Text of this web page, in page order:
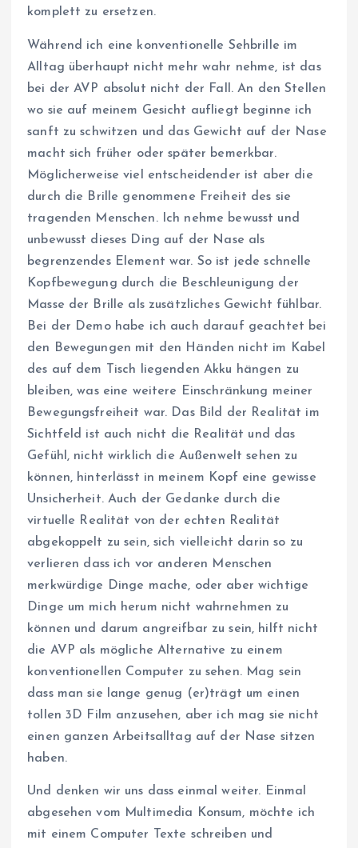
komplett zu ersetzen.
Während ich eine konventionelle Sehbrille im
Alltag überhaupt nicht mehr wahr nehme, ist das
bei der AVP absolut nicht der Fall. An den Stellen
wo sie auf meinem Gesicht aufliegt beginne ich
sanft zu schwitzen und das Gewicht auf der Nase
macht sich früher oder später bemerkbar.
Möglicherweise viel entscheidender ist aber die
durch die Brille genommene Freiheit des sie
tragenden Menschen. Ich nehme bewusst und
unbewusst dieses Ding auf der Nase als
begrenzendes Element war. So ist jede schnelle
Kopfbewegung durch die Beschleunigung der
Masse der Brille als zusätzliches Gewicht fühlbar.
Bei der Demo habe ich auch darauf geachtet bei
den Bewegungen mit den Händen nicht im Kabel
des auf dem Tisch liegenden Akku hängen zu
bleiben, was eine weitere Einschränkung meiner
Bewegungsfreiheit war. Das Bild der Realität im
Sichtfeld ist auch nicht die Realität und das
Gefühl, nicht wirklich die Außenwelt sehen zu
können, hinterlässt in meinem Kopf eine gewisse
Unsicherheit. Auch der Gedanke durch die
virtuelle Realität von der echten Realität
abgekoppelt zu sein, sich vielleicht darin so zu
verlieren dass ich vor anderen Menschen
merkwürdige Dinge mache, oder aber wichtige
Dinge um mich herum nicht wahrnehmen zu
können und darum angreifbar zu sein, hilft nicht
die AVP als mögliche Alternative zu einem
konventionellen Computer zu sehen. Mag sein
dass man sie lange genug (er)trägt um einen
tollen 3D Film anzusehen, aber ich mag sie nicht
einen ganzen Arbeitsalltag auf der Nase sitzen
haben.
Und denken wir uns dass einmal weiter. Einmal
abgesehen vom Multimedia Konsum, möchte ich
mit einem Computer Texte schreiben und